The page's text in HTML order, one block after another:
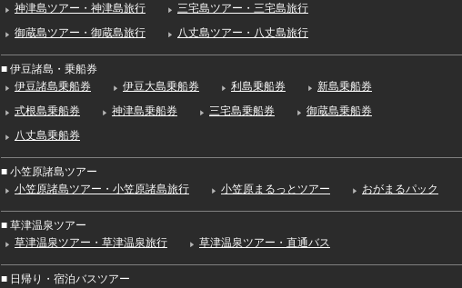
神津島ツアー・神津島旅行
三宅島ツアー・三宅島旅行
御蔵島ツアー・御蔵島旅行
八丈島ツアー・八丈島旅行
■ 伊豆諸島・乗船券
伊豆諸島乗船券
伊豆大島乗船券 利島乗船券
新島乗船券
式根島乗船券
神津島乗船券 三宅島乗船券
御蔵島乗船券
八丈島乗船券
■ 小笠原諸島ツアー
小笠原諸島ツアー・小笠原諸島旅行
小笠原まるっとツアー おがまるパック
■ 草津温泉ツアー
草津温泉ツアー・草津温泉旅行
草津温泉ツアー・直通バス
■ 日帰り・宿泊バスツアー